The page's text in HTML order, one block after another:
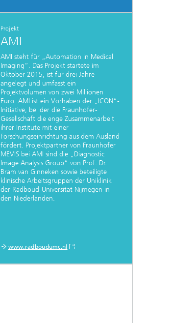
Projekt
AMI
AMI steht für „Automation in Medical
Imaging“. Das Projekt startete im
Oktober 2015, ist für drei Jahre
angelegt und umfasst ein
Projektvolumen von zwei Millionen
Euro. AMI ist ein Vorhaben der „ICON“-
Initiative, bei der die Fraunhofer-
Gesellschaft die enge Zusammenarbeit
ihrer Institute mit einer
Forschungseinrichtung aus dem Ausland
fördert. Projektpartner von Fraunhofer
MEVIS bei AMI sind die „Diagnostic
Image Analysis Group“ von Prof. Dr.
Bram van Ginneken sowie beteiligte
klinische Arbeitsgruppen der Uniklinik
der Radboud-Universität Nijmegen in
den Niederlanden.
www.radboudumc.nl